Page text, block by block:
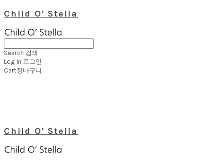
Child O' Stella
Search 검색
Log In 로그인
Cart장바구니
Child O' Stella